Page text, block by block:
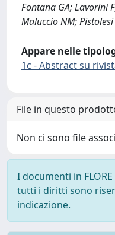
Fontana GA; Lavorini
Maluccio NM;
Appare nelle
1c - Abstract su
File in questo
Non ci sono file
I documenti in
tutti i diritti sono
indicazione.